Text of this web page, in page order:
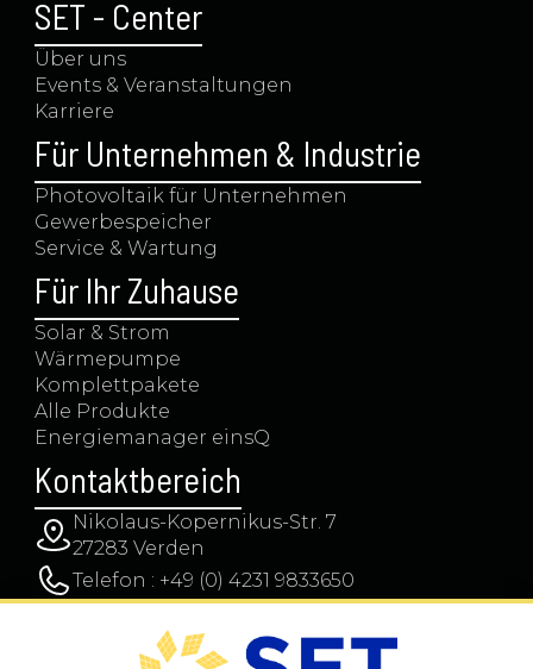
SET - Center
Über uns
Events & Veranstaltungen
Karriere
Für Unternehmen & Industrie
Photovoltaik für Unternehmen
Gewerbespeicher
Service & Wartung
Für Ihr Zuhause
Solar & Strom
Wärmepumpe
Komplettpakete
Alle Produkte
Energiemanager einsQ
Kontaktbereich
Nikolaus-Kopernikus-Str. 7
27283 Verden
Telefon : +49 (0) 4231 9833650